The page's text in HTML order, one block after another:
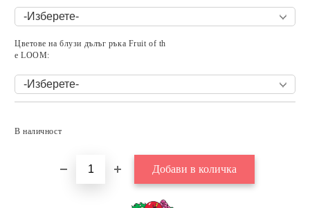
Цветове на блузи дълъг ръка Fruit of th
e LOOM:
В наличност